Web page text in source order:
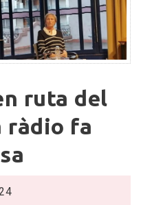
ruta del
ràdio fa